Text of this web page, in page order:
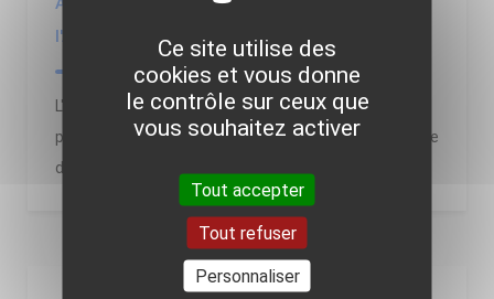
l'ADEME édition 2025
L'ADEME vient de lancer l'édition 2025 de son appel à
projets de recherche Énergie durable. La date limite de
dépôt des projets est fixée au 14 mai 2025.
Ce site utilise des
cookies et vous donne
le contrôle sur ceux que
vous souhaitez activer
Tout accepter
Tout refuser
Personnaliser